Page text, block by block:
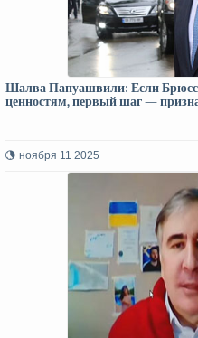
Шалва Папуашвили: Если
ценностям, первый шаг —
ноября 11 2025